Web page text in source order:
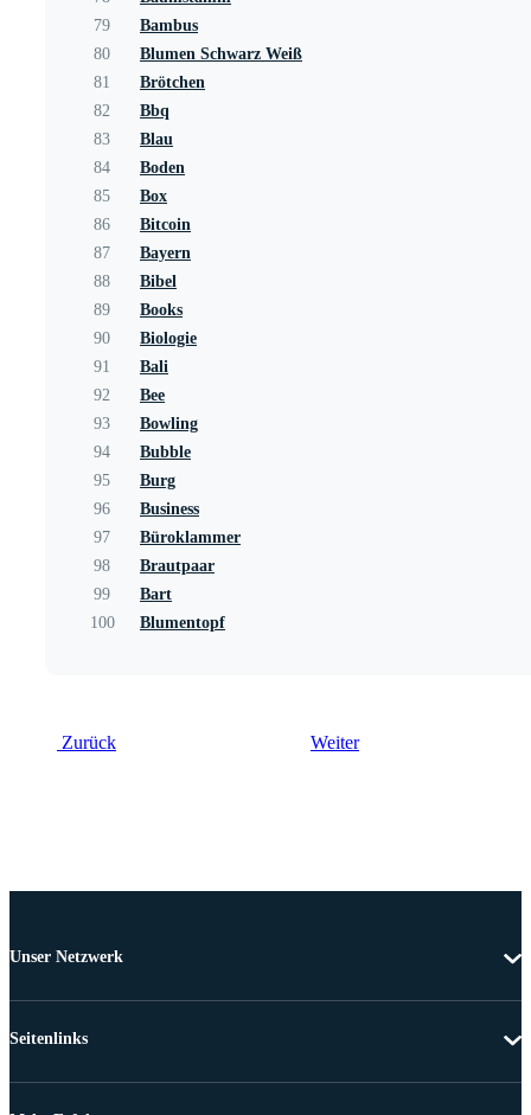
79
Bambus
80
Blumen Schwarz Weiß
81
Brötchen
82
Bbq
83
Blau
84
Boden
85
Box
86
Bitcoin
87
Bayern
88
Bibel
89
Books
90
Biologie
91
Bali
92
Bee
93
Bowling
94
Bubble
95
Burg
96
Business
97
Büroklammer
98
Brautpaar
99
Bart
100
Blumentopf
Zurück Weiter
Unser Netzwerk
Seitenlinks